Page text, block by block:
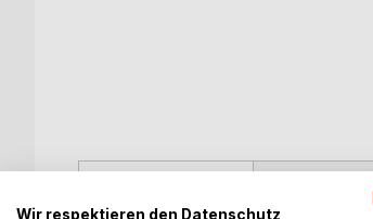
Wir respektieren den Datenschutz